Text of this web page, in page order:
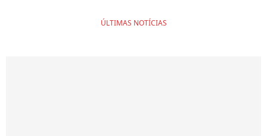
ÚLTIMAS NOTÍCIAS